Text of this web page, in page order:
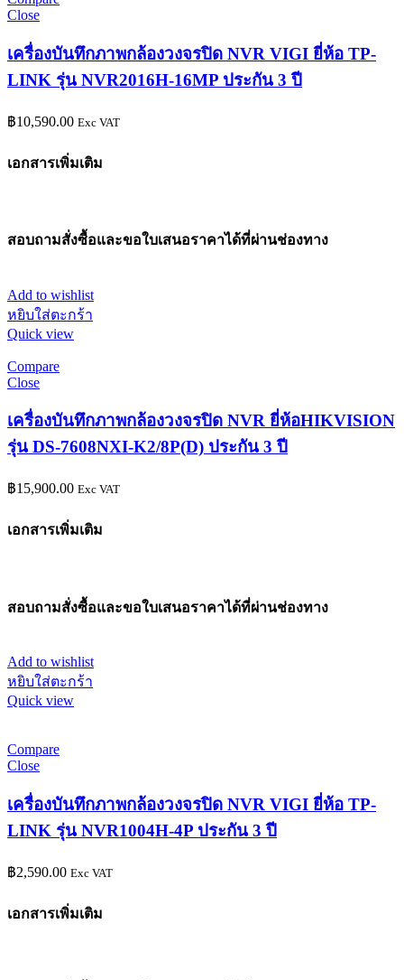
Close
เครื่องบันทึกภาพกล้องวงจรปิด NVR VIGI ยี่ห้อ TP-
LINK รุ่น NVR2016H-16MP ประกัน 3 ปี
฿10,590.00 Exc VAT
เอกสารเพิ่มเติม
สอบถามสั่งซื้อและขอใบเสนอราคาได้ที่ผ่านช่องทาง
Add to wishlist
หยิบใส่ตะกร้า
Quick view
Compare
Close
เครื่องบันทึกภาพกล้องวงจรปิด NVR ยี่ห้อHIKVISION
รุ่น DS-7608NXI-K2/8P(D) ประกัน 3 ปี
฿15,900.00 Exc VAT
เอกสารเพิ่มเติม
สอบถามสั่งซื้อและขอใบเสนอราคาได้ที่ผ่านช่องทาง
Add to wishlist
หยิบใส่ตะกร้า
Quick view
Compare
Close
เครื่องบันทึกภาพกล้องวงจรปิด NVR VIGI ยี่ห้อ TP-
LINK รุ่น NVR1004H-4P ประกัน 3 ปี
฿2,590.00 Exc VAT
เอกสารเพิ่มเติม